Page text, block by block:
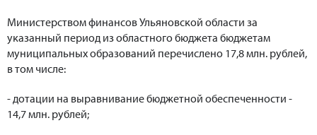
Министерством финансов Ульяновской области за
указанный период из областного бюджета бюджетам
муниципальных образований перечислено 17,8 млн. рублей,
в том числе:
- дотации на выравнивание бюджетной обеспеченности -
14,7 млн. рублей;